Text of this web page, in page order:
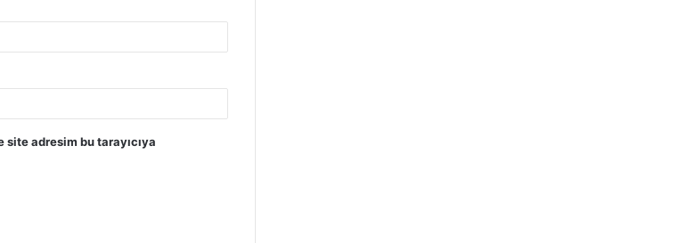
site adresim bu tarayıcıya